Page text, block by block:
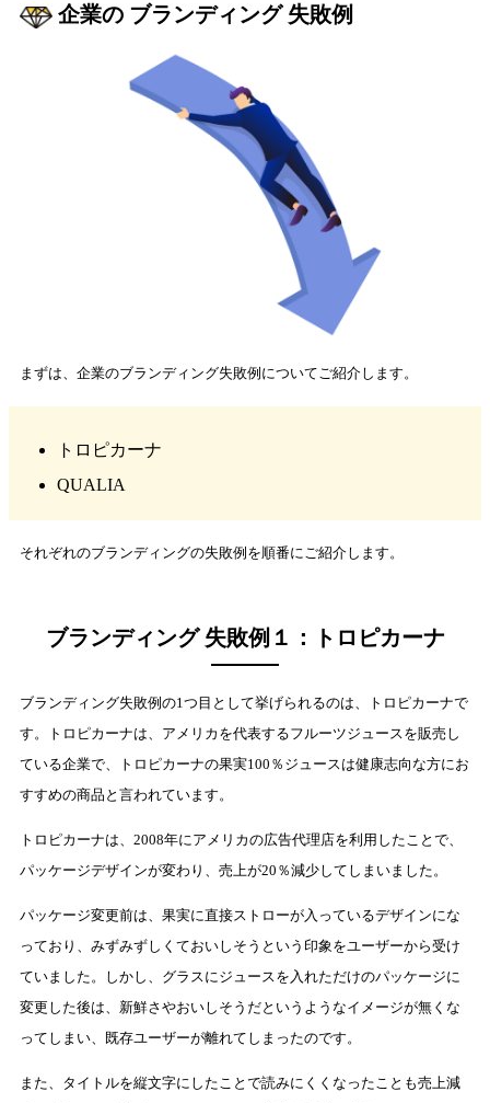
企業の ブランディング 失敗例
まずは、企業のブランディング失敗例についてご紹介します。
トロピカーナ
QUALIA
それぞれのブランディングの失敗例を順番にご紹介します。
ブランディング 失敗例１：トロピカーナ
ブランディング失敗例の1つ目として挙げられるのは、トロピカーナで
す。トロピカーナは、アメリカを代表するフルーツジュースを販売し
ている企業で、トロピカーナの果実100％ジュースは健康志向な方にお
すすめの商品と言われています。
トロピカーナは、2008年にアメリカの広告代理店を利用したことで、
パッケージデザインが変わり、売上が20％減少してしまいました。
パッケージ変更前は、果実に直接ストローが入っているデザインにな
っており、みずみずしくておいしそうという印象をユーザーから受け
ていました。しかし、グラスにジュースを入れただけのパッケージに
変更した後は、新鮮さやおいしそうだというようなイメージが無くな
ってしまい、既存ユーザーが離れてしまったのです。
また、タイトルを縦文字にしたことで読みにくくなったことも売上減